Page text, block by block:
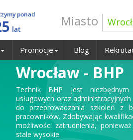
ponad
lat
Miasto
Promocje Blog
Wrocław - BHP
Technik BHP jest niezbędnym
usługowych oraz
do przeprowadzania szkoleń z
pracowników. Zdobywając
możliwości zatrudnienia,
stale wysokie.